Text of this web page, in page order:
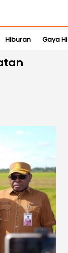
Hiburan Gaya